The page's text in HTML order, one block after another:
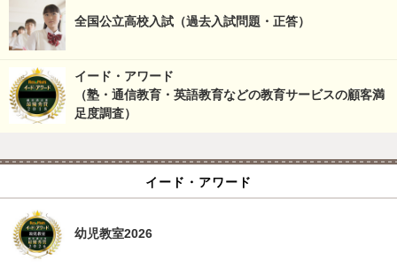
全国公立高校入試（過去入試問題・正答）
イード・アワード
（塾・通信教育・英語教育などの教育サービスの顧客満
足度調査）
イード・アワード
幼児教室2026